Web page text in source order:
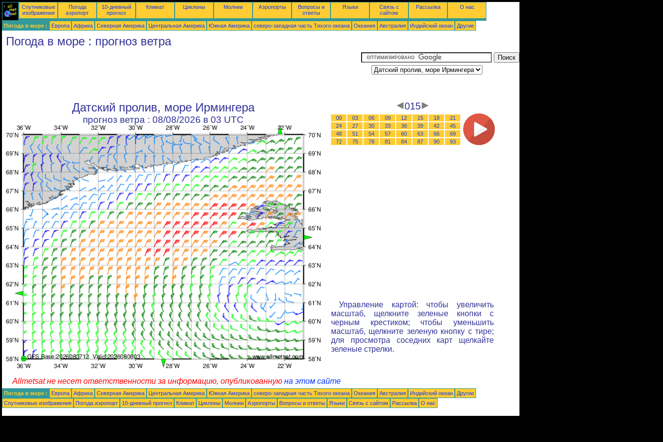
Спутниковые
изображения
Погода
аэропорт
10-дневный
прогноз
Климат Циклоны Молнии Аэропорты
Вопросы и
ответы
Языки
Связь с
сайтом
Рассылка О нас
Погода в море : Европа Африка Северная Америка Центральная Америка Южная Америка северо-западная часть Tихого океана Океания Австралия Индийский океан Другие
Погода в море : прогноз ветра
Датский пролив, море Ирмингера
прогноз ветра : 08/08/2026 в 03 UTC
015
00 03 06 09 12 15 18
21
24
27 30 33 36 39 42
45
48
51 54 57 60 63 66
69
72
75 78 81 84 87 90 93
Управление картой: чтобы увеличить
масштаб, щелкните зеленые кнопки с
черным крестиком; чтобы уменьшить
масштаб, щелкните зеленую кнопку с тире;
для просмотра соседних карт щелкайте
зеленые стрелки.
Allmetsat не несет ответственности за информацию, опубликованную на этом сайте
Погода в море : Европа Африка Северная Америка Центральная Америка Южная Америка северо-западная часть Tихого океана Океания Австралия Индийский океан
Другие
Спутниковые изображения
Погода аэропорт 10-дневный прогноз Климат Циклоны Молнии Аэропорты Вопросы и ответы Языки Связь с сайтом Рассылка О нас